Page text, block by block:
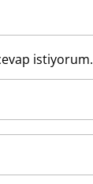
istiyorum.